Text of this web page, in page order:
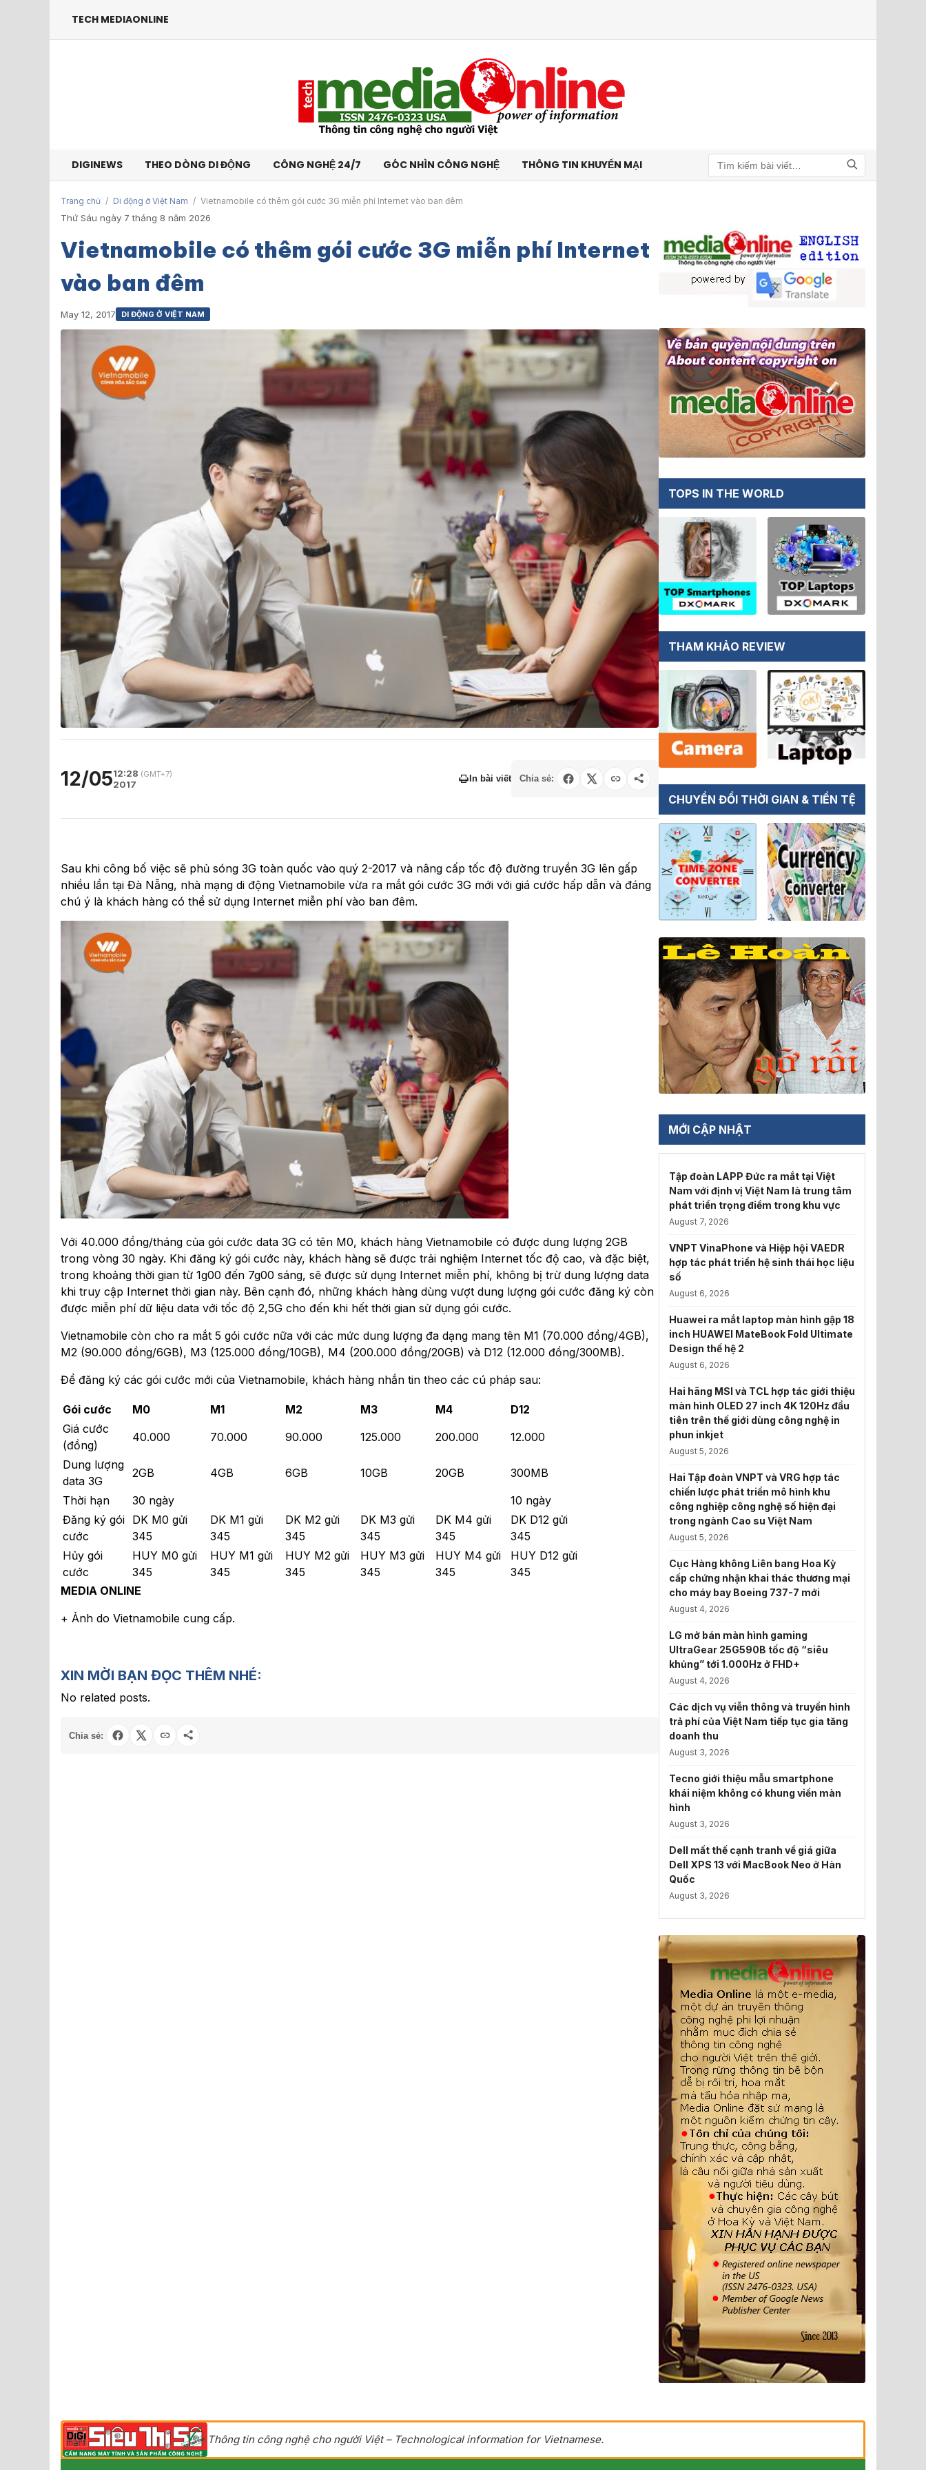
TECH MEDIAONLINE
DIGINEWS THEO DÒNG DI ĐỘNG CÔNG NGHỆ 24/7 GÓC NHÌN CÔNG NGHỆ THÔNG TIN KHUYẾN MẠI
Tìm kiếm
Trang chủ / Di động ở Việt Nam / Vietnamobile có thêm gói cước 3G miễn phí Internet vào ban đêm
Thứ Sáu ngày 7 tháng 8 năm 2026
Vietnamobile có thêm gói cước 3G miễn phí Internet
vào ban đêm
May 12, 2017 DI ĐỘNG Ở VIỆT NAM
12/0512:28 (GMT+7)
2017 In bài viết Chia sẻ:
Sau khi công bố việc sẽ phủ sóng 3G toàn quốc vào quý 2-2017 và nâng cấp tốc độ đường truyền 3G lên gấp
nhiều lần tại Đà Nẵng, nhà mạng di động Vietnamobile vừa ra mắt gói cước 3G mới với giá cước hấp dẫn và đáng
chú ý là khách hàng có thể sử dụng Internet miễn phí vào ban đêm.
Với 40.000 đồng/tháng của gói cước data 3G có tên M0, khách hàng Vietnamobile có được dung lượng 2GB
trong vòng 30 ngày. Khi đăng ký gói cước này, khách hàng sẽ được trải nghiệm Internet tốc độ cao, và đặc biệt,
trong khoảng thời gian từ 1g00 đến 7g00 sáng, sẽ được sử dụng Internet miễn phí, không bị trừ dung lượng data
khi truy cập Internet thời gian này. Bên cạnh đó, những khách hàng dùng vượt dung lượng gói cước đăng ký còn
được miễn phí dữ liệu data với tốc độ 2,5G cho đến khi hết thời gian sử dụng gói cước.
Vietnamobile còn cho ra mắt 5 gói cước nữa với các mức dung lượng đa dạng mang tên M1 (70.000 đồng/4GB),
M2 (90.000 đồng/6GB), M3 (125.000 đồng/10GB), M4 (200.000 đồng/20GB) và D12 (12.000 đồng/300MB).
Để đăng ký các gói cước mới của Vietnamobile, khách hàng nhắn tin theo các cú pháp sau:
Gói cước M0 M1 M2 M3 M4
D12
Giá cước
(đồng)
40.000 70.000 90.000 125.000 200.000
12.000
Dung lượng
data 3G
2GB 4GB 6GB 10GB 20GB
300MB
Thời hạn
30 ngày
10 ngày
Đăng ký gói
cước
DK M0 gửi
345
DK M1 gửi
345
DK M2 gửi
345
DK M3 gửi
345
DK M4 gửi
345
DK D12 gửi
345
Hủy gói
cước
HUY M0 gửi
345
HUY M1 gửi
345
HUY M2 gửi
345
HUY M3 gửi
345
HUY M4 gửi
345
HUY D12 gửi
345
MEDIA ONLINE
+ Ảnh do Vietnamobile cung cấp.
XIN MỜI BẠN ĐỌC THÊM NHÉ:
No related posts.
Chia sẻ:
TOPS IN THE WORLD
THAM KHẢO REVIEW
CHUYỂN ĐỔI THỜI GIAN & TIỀN TỆ
MỚI CẬP NHẬT
Tập đoàn LAPP Đức ra mắt tại Việt
Nam với định vị Việt Nam là trung tâm
phát triển trọng điểm trong khu vực
August 7, 2026
VNPT VinaPhone và Hiệp hội VAEDR
hợp tác phát triển hệ sinh thái học liệu
số
August 6, 2026
Huawei ra mắt laptop màn hình gập 18
inch HUAWEI MateBook Fold Ultimate
Design thế hệ 2
August 6, 2026
Hai hãng MSI và TCL hợp tác giới thiệu
màn hình OLED 27 inch 4K 120Hz đầu
tiên trên thế giới dùng công nghệ in
phun inkjet
August 5, 2026
Hai Tập đoàn VNPT và VRG hợp tác
chiến lược phát triển mô hình khu
công nghiệp công nghệ số hiện đại
trong ngành Cao su Việt Nam
August 5, 2026
Cục Hàng không Liên bang Hoa Kỳ
cấp chứng nhận khai thác thương mại
cho máy bay Boeing 737-7 mới
August 4, 2026
LG mở bán màn hình gaming
UltraGear 25G590B tốc độ “siêu
khủng” tới 1.000Hz ở FHD+
August 4, 2026
Các dịch vụ viễn thông và truyền hình
trả phí của Việt Nam tiếp tục gia tăng
doanh thu
August 3, 2026
Tecno giới thiệu mẫu smartphone
khái niệm không có khung viền màn
hình
August 3, 2026
Dell mất thế cạnh tranh về giá giữa
Dell XPS 13 với MacBook Neo ở Hàn
Quốc
August 3, 2026
Thông tin công nghệ cho người Việt – Technological information for Vietnamese.